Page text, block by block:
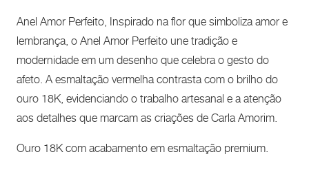
Anel Amor Perfeito, Inspirado na flor que simboliza amor e
lembrança, o Anel Amor Perfeito une tradição e
modernidade em um desenho que celebra o gesto do
afeto. A esmaltação vermelha contrasta com o brilho do
ouro 18K, evidenciando o trabalho artesanal e a atenção
aos detalhes que marcam as criações de Carla Amorim.
Ouro 18K com acabamento em esmaltação premium.